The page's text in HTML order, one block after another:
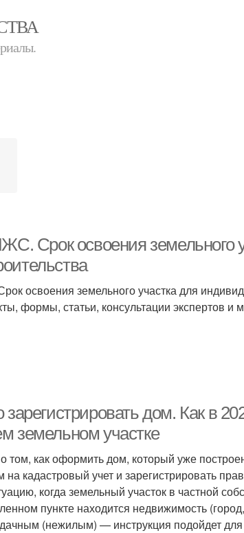
Срок освоения земельного
освоения земельного участка для
формы, статьи, консультации экспертов и
дом. Как в
земельном участке
том, как оформить дом, который уже
кадастровый учет и зарегистрировать
когда земельный участок в частной
пункте находится недвижимость
(нежилым) — инструкция подойдет для